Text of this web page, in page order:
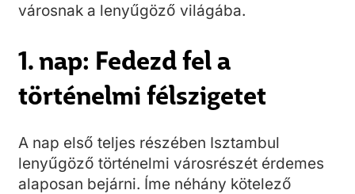
városnak a lenyűgöző világába.
1. nap: Fedezd fel a
történelmi félszigetet
A nap első teljes részében Isztambul
lenyűgöző történelmi városrészét érdemes
alaposan bejárni. Íme néhány kötelező